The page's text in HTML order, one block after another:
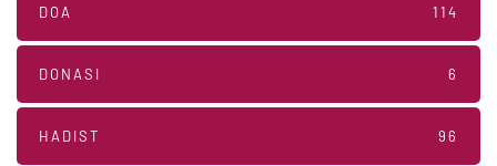
DOA 114
DONASI 6
HADIST 96